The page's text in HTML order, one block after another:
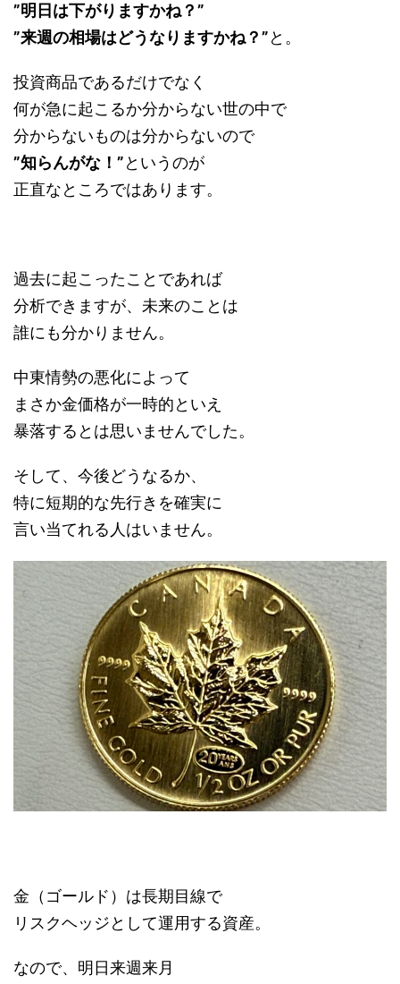
”明日は下がりますかね？”
”来週の相場はどうなりますかね？”と。
投資商品であるだけでなく
何が急に起こるか分からない世の中で
分からないものは分からないので
”知らんがな！”というのが
正直なところではあります。
過去に起こったことであれば
分析できますが、未来のことは
誰にも分かりません。
中東情勢の悪化によって
まさか金価格が一時的といえ
暴落するとは思いませんでした。
そして、今後どうなるか、
特に短期的な先行きを確実に
言い当てれる人はいません。
金（ゴールド）は長期目線で
リスクヘッジとして運用する資産。
なので、明日来週来月